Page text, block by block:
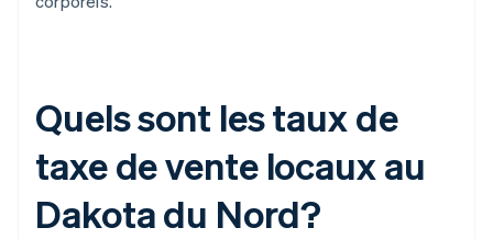
Quels sont les taux de
taxe de vente locaux au
Dakota du Nord?